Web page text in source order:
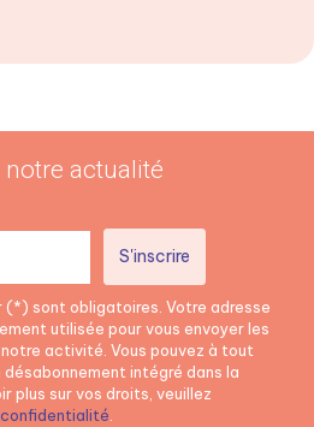
notre actualité
(*) sont obligatoires. Votre adresse
utilisée pour vous envoyer les
activité. Vous pouvez à tout
intégré dans la
plus sur vos droits, veuillez
.